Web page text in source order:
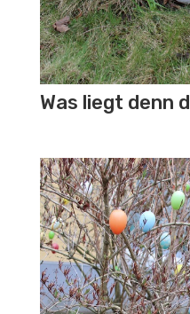
Was liegt denn